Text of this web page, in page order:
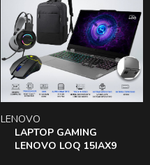
LAPTOP GAMING
LENOVO LOQ 15IAX9
LENOVO